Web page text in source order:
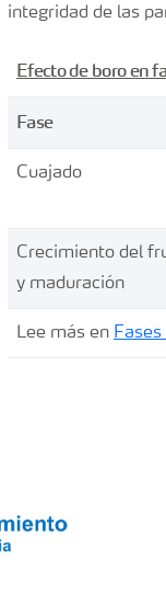
integridad de las
Efecto de boro en
Fase
Cuajado
Crecimiento del
y maduración
Lee más en